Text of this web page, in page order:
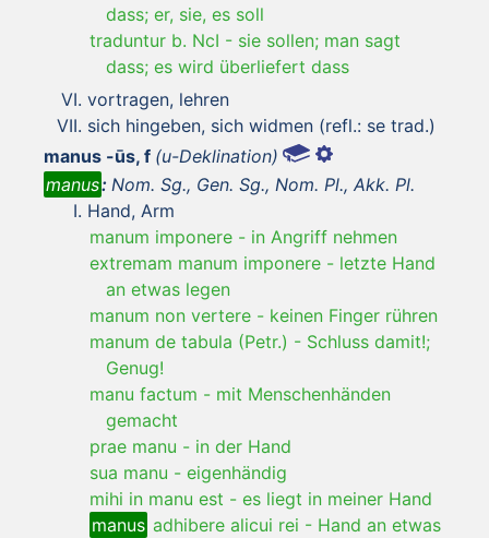
dass; er, sie, es soll
traduntur b. NcI - sie sollen; man sagt
dass; es wird überliefert dass
vortragen, lehren
sich hingeben, sich widmen (refl.: se trad.)
manus -ūs, f (u-Deklination)
manus: Nom. Sg., Gen. Sg., Nom. Pl., Akk. Pl.
Hand, Arm
manum imponere - in Angriff nehmen
extremam manum imponere - letzte Hand
an etwas legen
manum non vertere - keinen Finger rühren
manum de tabula (Petr.) - Schluss damit!;
Genug!
manu factum - mit Menschenhänden
gemacht
prae manu - in der Hand
sua manu - eigenhändig
mihi in manu est - es liegt in meiner Hand
manus adhibere alicui rei - Hand an etwas